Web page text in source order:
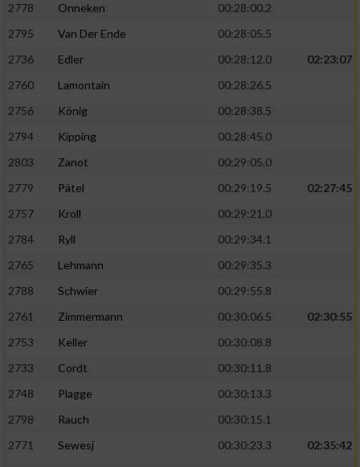
2778
Onneken
00:28:00.2
2795
Van Der Ende
00:28:05.5
2736
Edler 00:28:12.0
02:23:07
2760
Lamontain
00:28:26.5
2756
König
00:28:38.5
2794
Kipping
00:28:45.0
2803
Zanot
00:29:05.0
2779
Pätel 00:29:19.5
02:27:45
2757
Kroll
00:29:21.0
2784
Ryll
00:29:34.1
2765
Lehmann
00:29:35.3
2788
Schwier
00:29:55.8
2761
Zimmermann 00:30:06.5
02:30:55
2753
Keller
00:30:08.8
2733
Cordt
00:30:11.8
2748
Plagge
00:30:13.3
2798
Rauch
00:30:15.1
2771
Sewesj 00:30:23.3
02:35:42